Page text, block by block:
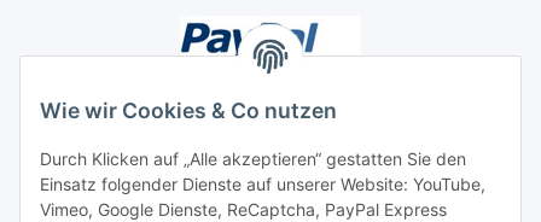
Wie wir Cookies & Co nutzen
Durch Klicken auf „Alle akzeptieren“ gestatten Sie den
Einsatz folgender Dienste auf unserer Website: YouTube,
Vimeo, Google Dienste, ReCaptcha, PayPal Express
Unsere Seiten